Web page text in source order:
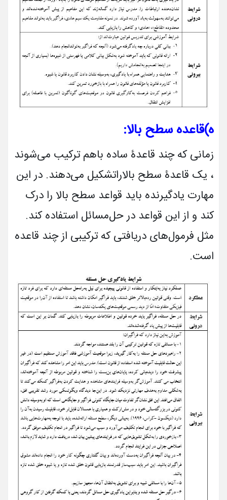
ه)قاعدهسطحبالا:
زمانی که چند قاعدۀ ساده باهم ترکیب می­‌شوند
، یک قاعدۀ سطح بالاراتشکیل می‌دهند. در این
مهارت یادگیرنده باید قواعد سطح بالا را درک
کند و از این قواعد در حل‌مسائل استفاده کند.
مثل فرمول­‌های دریافتی که ترکیبی از چند قاعده
است.